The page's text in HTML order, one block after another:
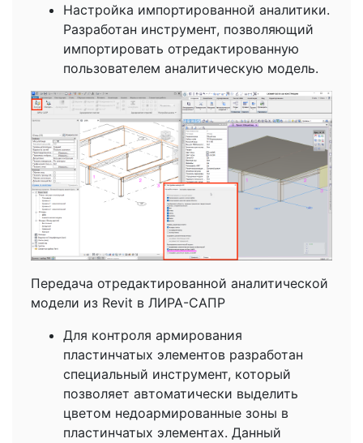
Настройка импортированной аналитики.
Разработан инструмент, позволяющий
импортировать отредактированную
пользователем аналитическую модель.
Передача отредактированной аналитической
модели из Revit в ЛИРА-САПР
Для контроля армирования
пластинчатых элементов разработан
специальный инструмент, который
позволяет автоматически выделить
цветом недоармированные зоны в
пластинчатых элементах. Данный